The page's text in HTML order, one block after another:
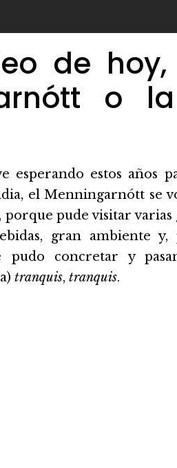
de
o
esperando estos años
el Menningarnótt se
pude visitar varias
gran ambiente
pudo concretar y
tranquis, tranquis.